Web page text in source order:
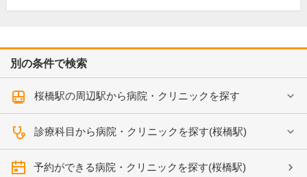
別の条件で検索
桜橋駅の周辺駅から病院・クリニックを探す
診療科目から病院・クリニックを探す(桜橋駅)
予約ができる病院・クリニックを探す(桜橋駅)